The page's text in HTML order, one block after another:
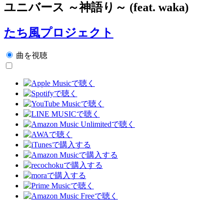
ユニバース ～神語り～ (feat. waka)
たち風プロジェクト
曲を視聴